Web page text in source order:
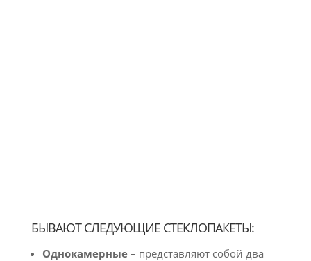
БЫВАЮТ СЛЕДУЮЩИЕ СТЕКЛОПАКЕТЫ:
Однокамерные– представляют собой два